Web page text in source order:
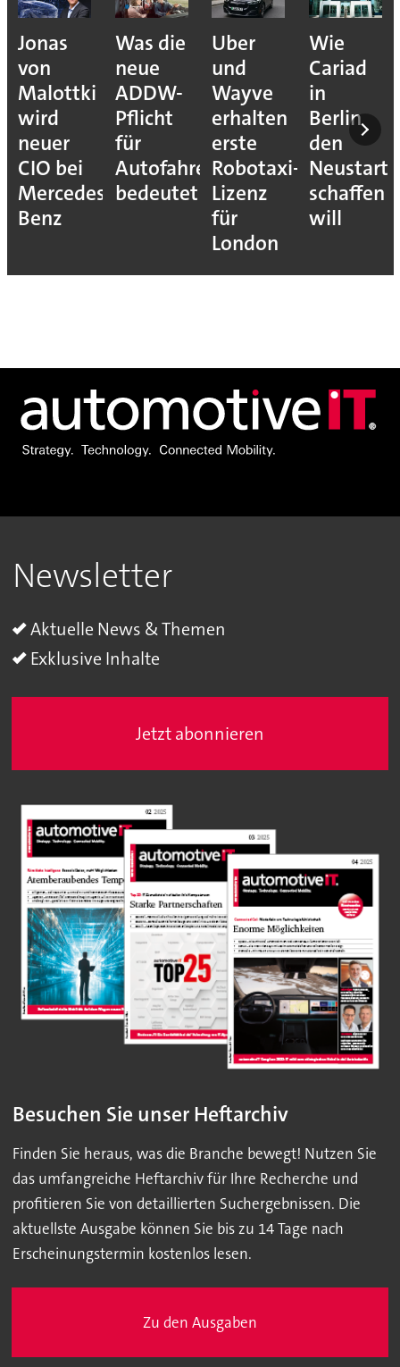
Jonas
von
Malottki
wird
neuer
CIO bei
Mercedes-
Benz
Was die
neue
ADDW-
Pflicht
für
Autofahrer
bedeutet
Uber
und
Wayve
erhalten
erste
Robotaxi-
Lizenz
für
London
Wie
Cariad
in
Berlin
den
Neustart
schaffen
will
Newsletter
Aktuelle News & Themen
Exklusive Inhalte
Jetzt abonnieren
Besuchen Sie unser Heftarchiv
Finden Sie heraus, was die Branche bewegt! Nutzen Sie
das umfangreiche Heftarchiv für Ihre Recherche und
profitieren Sie von detaillierten Suchergebnissen. Die
aktuellste Ausgabe können Sie bis zu 14 Tage nach
Erscheinungstermin kostenlos lesen.
Zu den Ausgaben